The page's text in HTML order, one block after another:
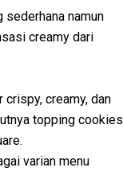
sederhana namun
creamy dari
creamy, dan
topping cookies
varian menu